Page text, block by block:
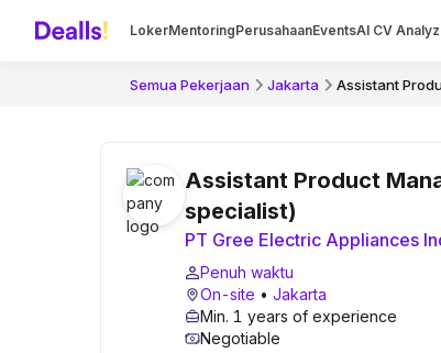
LokerMentoringPerusahaanEventsAI CV
Semua Pekerjaan Jakarta Assistant
Assistant Product
specialist)
PT Gree Electric Appliances
Penuh waktu
On-site • Jakarta
Min. 1 years of experience
Negotiable